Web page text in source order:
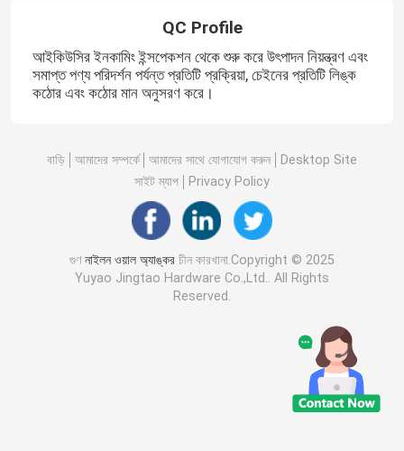
QC Profile
আইকিউসির ইনকামিং ইন্সপেকশন থেকে শুরু করে উৎপাদন নিয়ন্ত্রণ এবং
সমাপ্ত পণ্য পরিদর্শন পর্যন্ত প্রতিটি প্রক্রিয়া, চেইনের প্রতিটি লিঙ্ক
কঠোর এবং কঠোর মান অনুসরণ করে।
বাড়ি আমাদের সম্পর্কে আমাদের সাথে যোগাযোগ করুন
Desktop Site
সাইট ম্যাপ
Privacy Policy
গুণনাইলন ওয়াল অ্যাঙ্করচীন কারখানা.Copyright © 2025
Yuyao Jingtao Hardware Co.,Ltd.. All Rights
Reserved.